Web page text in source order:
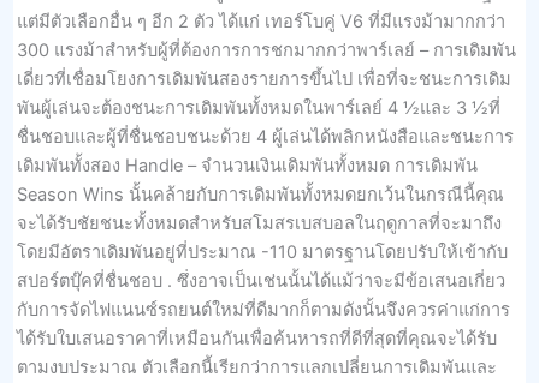
แต่มีตัวเลือกอื่น ๆ อีก 2 ตัว ได้แก่ เทอร์โบคู่ V6 ที่มีแรงม้ามากกว่า
300 แรงม้าสำหรับผู้ที่ต้องการการชกมากกว่าพาร์เลย์ – การเดิมพัน
เดี่ยวที่เชื่อมโยงการเดิมพันสองรายการขึ้นไป เพื่อที่จะชนะการเดิม
พันผู้เล่นจะต้องชนะการเดิมพันทั้งหมดในพาร์เลย์ 4 ½และ 3 ½ที่
ชื่นชอบและผู้ที่ชื่นชอบชนะด้วย 4 ผู้เล่นได้พลิกหนังสือและชนะการ
เดิมพันทั้งสอง Handle – จำนวนเงินเดิมพันทั้งหมด การเดิมพัน
Season Wins นั้นคล้ายกับการเดิมพันทั้งหมดยกเว้นในกรณีนี้คุณ
จะได้รับชัยชนะทั้งหมดสำหรับสโมสรเบสบอลในฤดูกาลที่จะมาถึง
โดยมีอัตราเดิมพันอยู่ที่ประมาณ -110 มาตรฐานโดยปรับให้เข้ากับ
สปอร์ตบุ๊คที่ชื่นชอบ . ซึ่งอาจเป็นเช่นนั้นได้แม้ว่าจะมีข้อเสนอเกี่ยว
กับการจัดไฟแนนซ์รถยนต์ใหม่ที่ดีมากก็ตามดังนั้นจึงควรค่าแก่การ
ได้รับใบเสนอราคาที่เหมือนกันเพื่อค้นหารถที่ดีที่สุดที่คุณจะได้รับ
ตามงบประมาณ ตัวเลือกนี้เรียกว่าการแลกเปลี่ยนการเดิมพันและ